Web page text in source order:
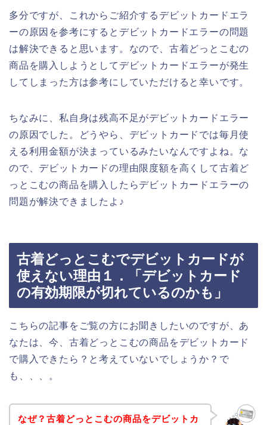
多分ですが、これからご紹介するデビットカードエラ
ーの原因を参考にするとデビットカードエラーの問題
は解決できると思います。なので、古着どっとこむの
商品を購入しようとしてデビットカードエラーが発生
してしまった方は参考にしていただけると幸いです。
ちなみに、私自身は残高不足がデビットカードエラー
の原因でした。どうやら、デビットカードでは毎月使
える利用金額が決まっているみたいなんですよね。な
ので、デビットカードの理由限度額を高くして古着ど
っとこむの商品を購入したらデビットカードエラーの
問題が解決できましたよ♪
古着どっとこむでデビットカードが
使えない理由１．「デビットカード
の有効期限が切れているのかも」
こちらの記事をご覧の方にお聞きしたいのですが、あ
なたは、今、古着どっとこむの商品をデビットカード
で購入できたら？と考えていないでしょうか？で
も、、、。
なぜ？古着どっとこむの商品をデビットカ